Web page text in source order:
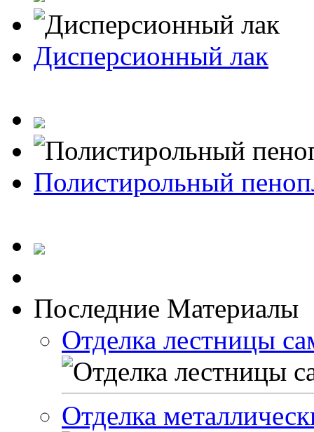
Дисперсионный лак
Полистирольный
Последние Материалы
Отделка лестницы
Отделка